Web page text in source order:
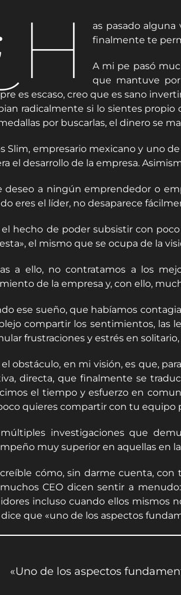
as pasado
finalmente te
A mi pe pasó
que mantuve
es escaso, creo que es sano
radicalmente si lo sientes propio
por buscarlas, el dinero se
Slim, empresario mexicano y uno
el desarrollo de la empresa.
deseo a ningún emprendedor o
eres el líder, no desaparece
el hecho de poder subsistir con
el mismo que se ocupa de la
a ello, no contratamos a los
de la empresa y, con ello,
ese sueño, que habíamos
compartir los sentimientos, las
frustraciones y estrés en
obstáculo, en mi visión, es que,
directa, que finalmente se
el tiempo y esfuerzo en
quieres compartir con tu equipo
investigaciones que
muy superior en aquellas en
cómo, sin darme cuenta,
CEO dicen sentir a
incluso cuando ellos mismos
dice que «uno de los aspectos
«Uno de los aspectos